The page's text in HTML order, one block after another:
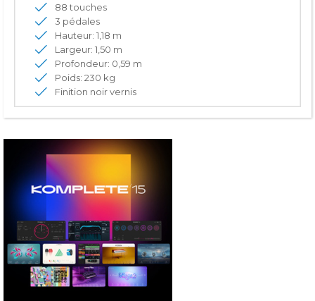
88 touches
3 pédales
Hauteur: 1,18 m
Largeur: 1,50 m
Profondeur: 0,59 m
Poids: 230 kg
Finition noir vernis